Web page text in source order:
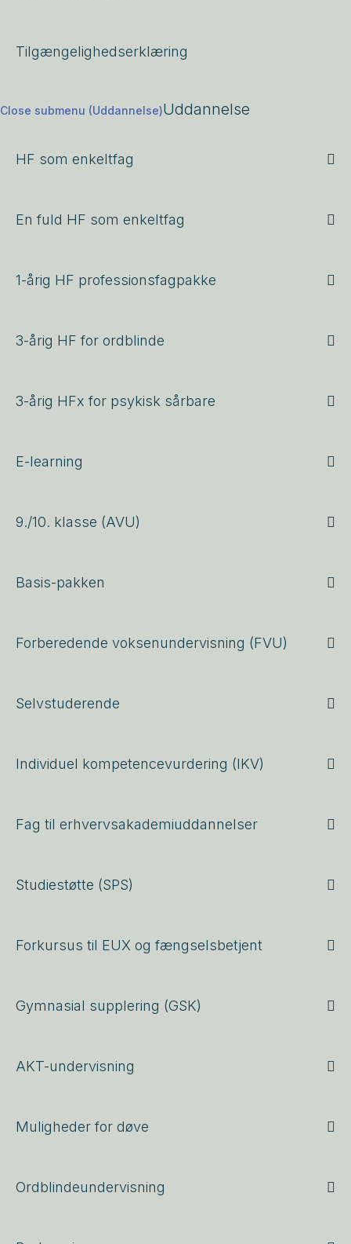
Tilgængelighedserklæring
Close submenu (Uddannelse)Uddannelse
HF som enkeltfag
En fuld HF som enkeltfag
1-årig HF professionsfagpakke
3-årig HF for ordblinde
3-årig HFx for psykisk sårbare
E-learning
9./10. klasse (AVU)
Basis-pakken
Forberedende voksenundervisning (FVU)
Selvstuderende
Individuel kompetencevurdering (IKV)
Fag til erhvervsakademiuddannelser
Studiestøtte (SPS)
Forkursus til EUX og fængselsbetjent
Gymnasial supplering (GSK)
AKT-undervisning
Muligheder for døve
Ordblindeundervisning